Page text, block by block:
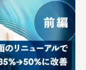
ルディング